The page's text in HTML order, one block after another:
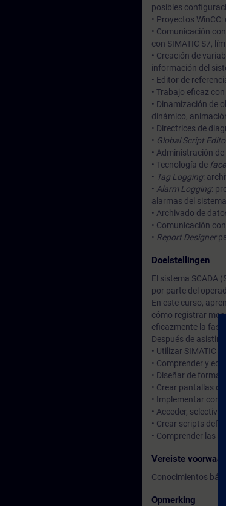
posibles
• Proyectos
• Comunicación
con SIMATIC S7,
• Creación de
información del
• Editor de
• Trabajo eficaz con
• Dinamización de
dinámico,
• Directrices de
• Global Script
• Administración
• Tecnología de
• Tag Logging:
• Alarm Logging:
alarmas del
• Archivado de
• Comunicación
• Report Designer
Doelstellingen
El sistema SCADA
por parte del
En este curso,
cómo registrar
eficazmente la
Después de asistir
• Utilizar SIMATIC
• Comprender y
• Diseñar de
• Crear pantallas
• Implementar
• Acceder,
• Crear scripts
• Comprender las
Vereiste
Conocimientos
Opmerking